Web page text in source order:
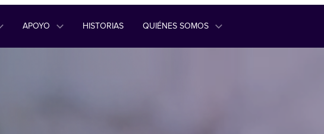
APOYO HISTORIAS QUIÉNES SOMOS